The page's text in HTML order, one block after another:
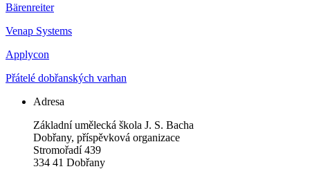
Bärenreiter
Venap Systems
Applycon
Přátelé dobřanských varhan
Adresa
Základní umělecká škola J. S. Bacha
Dobřany, příspěvková organizace
Stromořadí 439
334 41 Dobřany